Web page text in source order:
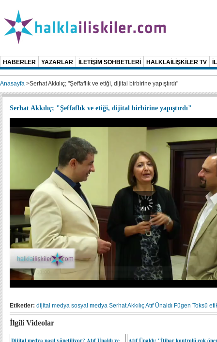
HABERLER YAZARLAR İLETİŞİM SOHBETLERİ HALKLAİLİŞKİLER TV
Anasayfa >Serhat Akkılıç; "Şeffaflık ve etiği, dijital birbirine yapıştırdı"
Serhat Akkılıç; "Şeffaflık ve etiği, dijital birbirine yapıştırdı"
Etiketler: dijital medya sosyal medya Serhat AkkılıçAtıf Ünaldı Fügen Toksü
İlgili Videolar